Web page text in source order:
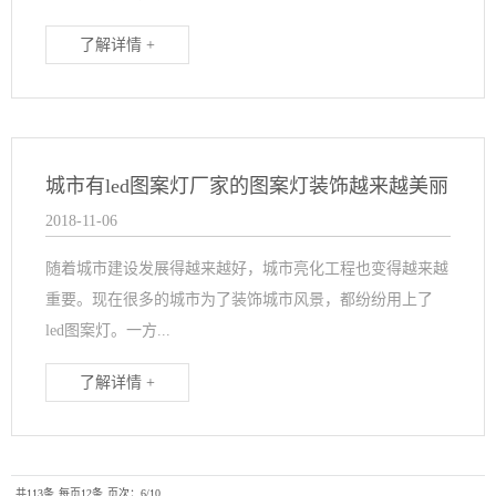
了解详情 +
城市有led图案灯厂家的图案灯装饰越来越美丽
2018-11-06
随着城市建设发展得越来越好，城市亮化工程也变得越来越
重要。现在很多的城市为了装饰城市风景，都纷纷用上了
led图案灯。一方...
了解详情 +
共113条 每页12条 页次：6/10